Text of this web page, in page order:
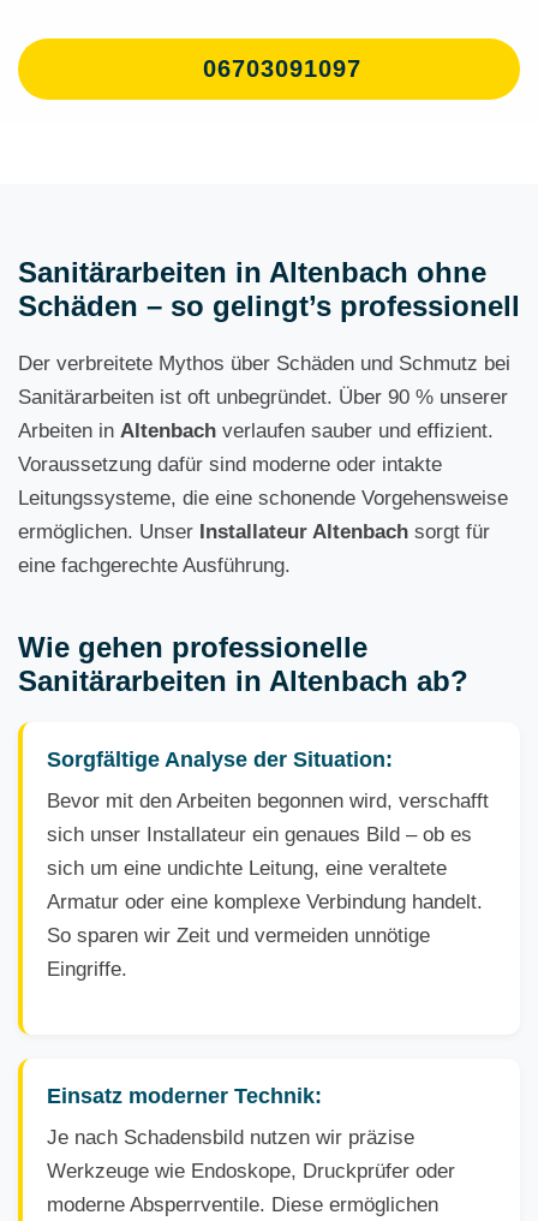
06703091097
Sanitärarbeiten in Altenbach ohne
Schäden – so gelingt’s professionell
Der verbreitete Mythos über Schäden und Schmutz bei
Sanitärarbeiten ist oft unbegründet. Über 90 % unserer
Arbeiten in Altenbach verlaufen sauber und effizient.
Voraussetzung dafür sind moderne oder intakte
Leitungssysteme, die eine schonende Vorgehensweise
ermöglichen. Unser Installateur Altenbach sorgt für
eine fachgerechte Ausführung.
Wie gehen professionelle
Sanitärarbeiten in Altenbach ab?
Sorgfältige Analyse der Situation:
Bevor mit den Arbeiten begonnen wird, verschafft
sich unser Installateur ein genaues Bild – ob es
sich um eine undichte Leitung, eine veraltete
Armatur oder eine komplexe Verbindung handelt.
So sparen wir Zeit und vermeiden unnötige
Eingriffe.
Einsatz moderner Technik:
Je nach Schadensbild nutzen wir präzise
Werkzeuge wie Endoskope, Druckprüfer oder
moderne Absperrventile. Diese ermöglichen